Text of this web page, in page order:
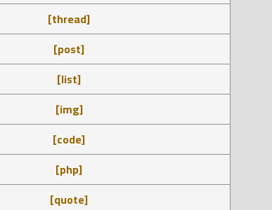
[thread]
[post]
[list]
[img]
[code]
[php]
[quote]